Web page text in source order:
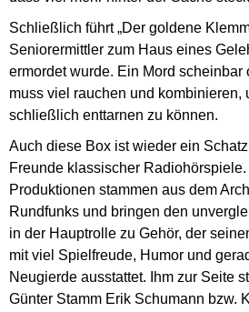
Schließlich führt „Der goldene
Seniorermittler zum Haus eines
ermordet wurde. Ein Mord scheinbar
muss viel rauchen und kombinieren,
schließlich enttarnen zu können.
Auch diese Box ist wieder ein
Freunde klassischer
Produktionen stammen aus dem
Rundfunks und bringen den
in der Hauptrolle zu Gehör, der
mit viel Spielfreude, Humor und
Neugierde ausstattet. Ihm zur Seite
Günter Stamm Erik Schumann bzw.